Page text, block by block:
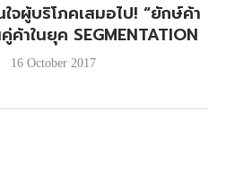
จผู้บริโภคเสมอไป! “ยักษ์ค้า
ค้าในยุค SEGMENTATION
16 October 2017